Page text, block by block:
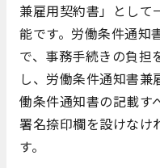
兼雇用契約書」として
能です。労働条件通知
で、事務手続きの負担
し、労働条件通知書
働条件通知書の記載す
署名捺印欄を設けなけ
す。